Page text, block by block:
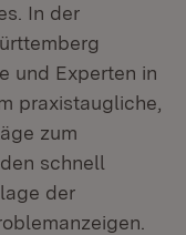
In der
und Experten in
praxistaugliche,
zum
schnell
der